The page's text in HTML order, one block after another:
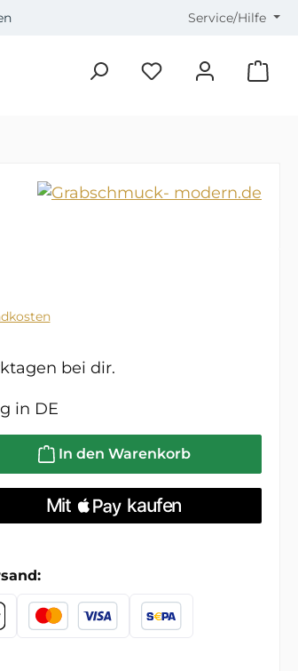
Service/Hilfe
Du hast 0 Produkte
bei dir.
in DE
Wert ein oder benutze die
In den Warenkorb